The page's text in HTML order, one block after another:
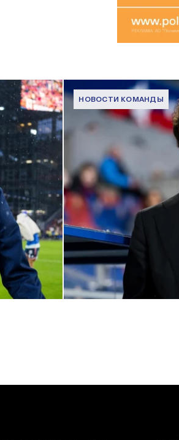
штаба
НОВОСТИ КОМАНДЫ
Комментарий
Бабаева
1 ИЮНЯ 2026 16:45